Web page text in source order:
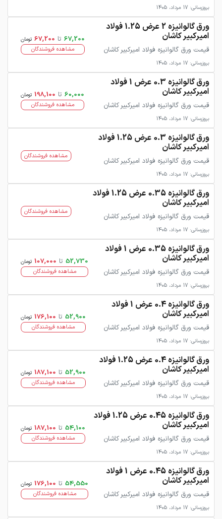
بروزرسانی: 17 مرداد، 1405
ورق گالوانیزه 2 عرض 1.25 فولاد
امیرکبیر کاشان
قیمت ورق گالوانیزه فولاد امیرکبیر کاشان
بروزرسانی: 17 مرداد، 1405
67,200 تا 67,200 تومان
مشاهده فروشندگان
ورق گالوانیزه 0.3 عرض 1 فولاد
امیرکبیر کاشان
قیمت ورق گالوانیزه فولاد امیرکبیر کاشان
بروزرسانی: 17 مرداد، 1405
60,000 تا 198,100 تومان
مشاهده فروشندگان
ورق گالوانیزه 0.3 عرض 1.25 فولاد
امیرکبیر کاشان
قیمت ورق گالوانیزه فولاد امیرکبیر کاشان
بروزرسانی: 17 مرداد، 1405
مشاهده فروشندگان
ورق گالوانیزه 0.35 عرض 1.25 فولاد
امیرکبیر کاشان
قیمت ورق گالوانیزه فولاد امیرکبیر کاشان
بروزرسانی: 17 مرداد، 1405
مشاهده فروشندگان
ورق گالوانیزه 0.35 عرض 1 فولاد
امیرکبیر کاشان
قیمت ورق گالوانیزه فولاد امیرکبیر کاشان
بروزرسانی: 17 مرداد، 1405
52,730 تا 107,000 تومان
مشاهده فروشندگان
ورق گالوانیزه 0.4 عرض 1 فولاد
امیرکبیر کاشان
قیمت ورق گالوانیزه فولاد امیرکبیر کاشان
بروزرسانی: 17 مرداد، 1405
52,900 تا 176,100 تومان
مشاهده فروشندگان
ورق گالوانیزه 0.4 عرض 1.25 فولاد
امیرکبیر کاشان
قیمت ورق گالوانیزه فولاد امیرکبیر کاشان
بروزرسانی: 17 مرداد، 1405
52,900 تا 187,100 تومان
مشاهده فروشندگان
ورق گالوانیزه 0.45 عرض 1.25 فولاد
امیرکبیر کاشان
قیمت ورق گالوانیزه فولاد امیرکبیر کاشان
بروزرسانی: 17 مرداد، 1405
54,100 تا 187,100 تومان
مشاهده فروشندگان
ورق گالوانیزه 0.45 عرض 1 فولاد
امیرکبیر کاشان
قیمت ورق گالوانیزه فولاد امیرکبیر کاشان
بروزرسانی: 17 مرداد، 1405
54,550 تا 176,100 تومان
مشاهده فروشندگان